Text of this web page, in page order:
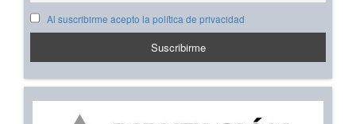
Al suscribirme acepto la política de privacidad